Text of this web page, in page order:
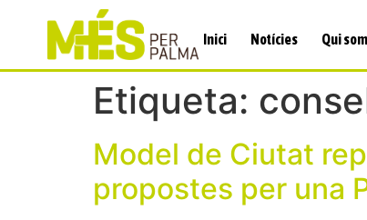
Inici Notícies Qui som
Etiqueta:
Model de Ciutat
propostes per una